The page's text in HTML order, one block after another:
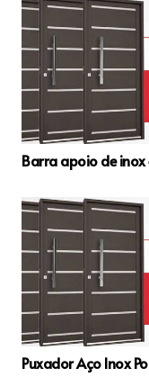
Barra apoio de
Puxador Aço Inox